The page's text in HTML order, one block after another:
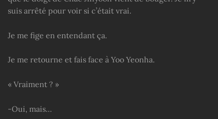
suis arrêté pour voir si c’était vrai.
Je me fige en entendant ça.
Je me retourne et fais face à Yoo Yeonha.
« Vraiment ? »
-Oui, mais…